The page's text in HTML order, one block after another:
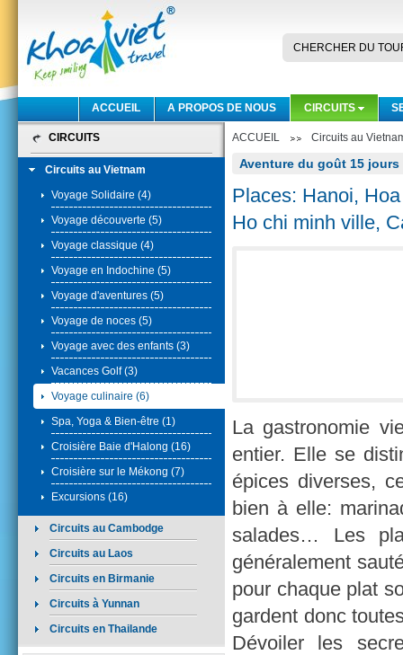
CHERCHER DU
CIRCUITS
A PROPOS DE NOUS
ACCUEIL
CIRCUITS
Circuits au Vietnam
Voyage Solidaire (4)
Voyage découverte (5)
Voyage classique (4)
Voyage en Indochine (5)
Voyage d'aventures (5)
Voyage de noces (5)
Voyage avec des enfants (3)
Vacances Golf (3)
Voyage culinaire (6)
Spa, Yoga & Bien-être (1)
Croisière Baie d'Halong (16)
Croisière sur le Mékong (7)
Excursions (16)
Circuits au Cambodge
Circuits au Laos
Circuits en Birmanie
Circuits à Yunnan
Circuits en Thailande
ACCUEIL Circuits au
Aventure du goût 15 jours
Places: Hanoi,
Ho chi minh ville,
La gastronomie
entier. Elle se
épices diverses,
bien à elle:
salades… Les
généralement
pour chaque plat
gardent donc
Dévoiler les